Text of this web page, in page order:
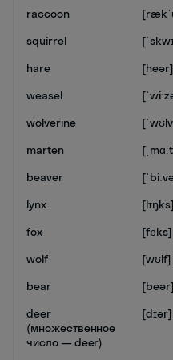
raccoon
squirrel
hare
[heər]
weasel
wolverine
marten
beaver
lynx
[lɪŋks]
fox
[fɒks]
wolf
[wʊlf]
bear
[beər]
deer
(множественное
число — deer)
[dɪər]